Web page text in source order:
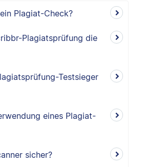
Plagiat-Check?
Plagiatsprüfung die
Testsieger
eines Plagiat-
sicher?